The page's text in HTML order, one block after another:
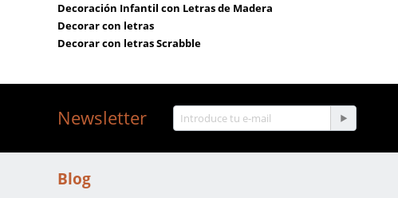
Decoración Infantil con Letras de Madera
Decorar con letras
Decorar con letras Scrabble
Newsletter
Blog